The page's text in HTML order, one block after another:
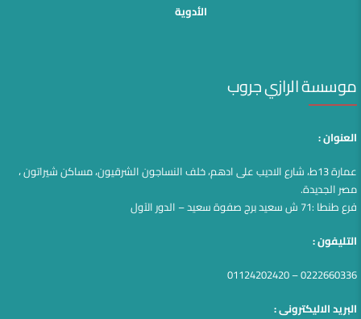
الأدوية
موسسة الرازي جروب
العنوان :
عمارة 13ط، شارع الاديب على ادهم، خلف النساجون الشرقيون، مساكن شيراتون ،
مصر الجديدة.
فرع طنطا :71 ش سعيد برج صفوة سعيد – الدور الآول
التليفون :
0222660336 – 01124202420
البريد الاليكترونى :